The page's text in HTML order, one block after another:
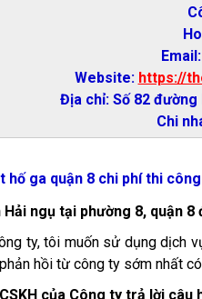
Website: https://
Địa chỉ: Số 82 đường
Chi
hố ga quận 8 chi phí thi
Hải ngụ tại phường 8, quận
ty, tôi muốn sử dụng dịch
hồi từ công ty sớm nhất có
của Công ty trả lời câu